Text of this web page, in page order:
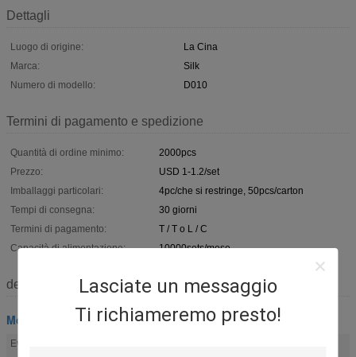
Lasciate un messaggio
Ti richiameremo presto!
Dettagli
Luogo di origine:
La Cina
Marca:
Silk
Numero di modello:
D010
Termini di pagamento e spedizione
Quantità di ordine minimo:
2000pcs
Prezzo:
USD 1-1.2/set
Imballaggi particolari:
4pc/che si restringe, 50pcs/carton
Tempi di consegna:
30 giorni
Termini di pagamento:
T / T o L / C
Capacità di alimentazione:
10000sets/mese
descrizione
Montaggio della bara
Evidenziare: